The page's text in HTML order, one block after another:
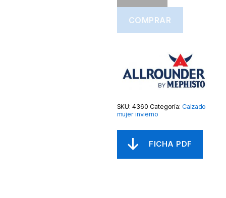
COMPRAR
SKU:4360 Categoría:Calzado
mujer invierno